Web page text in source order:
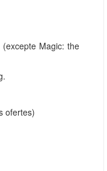
Magic: the
ofertes)